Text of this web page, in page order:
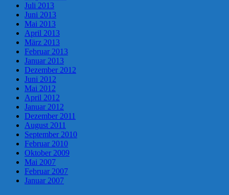
Juli 2013
Juni 2013
Mai 2013
April 2013
März 2013
Februar 2013
Januar 2013
Dezember 2012
Juni 2012
Mai 2012
April 2012
Januar 2012
Dezember 2011
August 2011
September 2010
Februar 2010
Oktober 2009
Mai 2007
Februar 2007
Januar 2007